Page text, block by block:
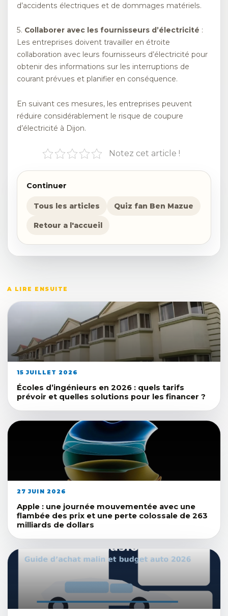
d’accidents électriques et de dommages matériels.
5. Collaborer avec les fournisseurs d’électricité :
Les entreprises doivent travailler en étroite
collaboration avec leurs fournisseurs d’électricité pour
obtenir des informations sur les interruptions de
courant prévues et planifier en conséquence.
En suivant ces mesures, les entreprises peuvent
réduire considérablement le risque de coupure
d’électricité à Dijon.
Notez cet article !
Continuer
Tous les articles Quiz fan Ben Mazue
Retour a l'accueil
A LIRE ENSUITE
15 JUILLET 2026
Écoles d’ingénieurs en 2026 : quels tarifs
prévoir et quelles solutions pour les financer ?
27 JUIN 2026
Apple : une journée mouvementée avec une
flambée des prix et une perte colossale de 263
milliards de dollars